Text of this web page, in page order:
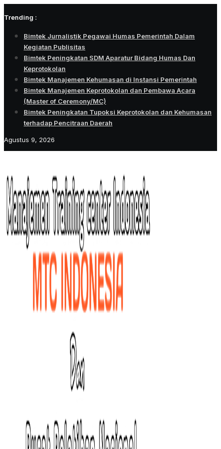
to
Trending :
Bimtek Jurnalistik Pegawai Humas Pemerintah Dalam
Kegiatan Publisitas
Bimtek Peningkatan SDM Aparatur Bidang Humas Dan
Keprotokolan
Bimtek Manajemen Kehumasan di Instansi Pemerintah
Bimtek Manajemen Keprotokolan dan Pembawa Acara
(Master of Ceremony/MC)
Bimtek Peningkatan Tupoksi Keprotokolan dan Kehumasan
terhadap Pencitraan Daerah
Agustus 9, 2026